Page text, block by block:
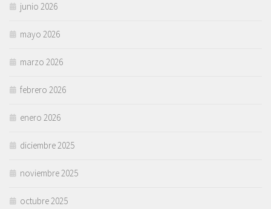
junio 2026
mayo 2026
marzo 2026
febrero 2026
enero 2026
diciembre 2025
noviembre 2025
octubre 2025